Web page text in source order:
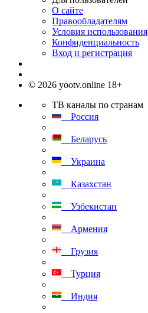
О сайте
Правообладателям
Условия использования
Конфиденциальность
Вход и регистрация
© 2026 yootv.online 18+
ТВ каналы по странам
Россия
Беларусь
Украина
Казахстан
Узбекистан
Армения
Грузия
Турция
Индия